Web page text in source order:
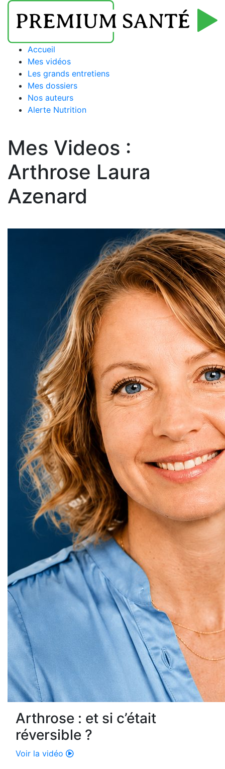
Accueil
Mes vidéos
Les grands entretiens
Mes dossiers
Nos auteurs
Alerte Nutrition
Mes Videos :
Arthrose Laura
Azenard
Arthrose : et si c’était
réversible ?
Voir la vidéo